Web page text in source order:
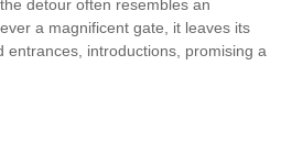
detour often resembles an
a magnificent gate, it leaves its
entrances, introductions, promising a